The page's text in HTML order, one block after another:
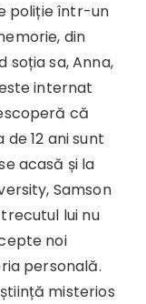
poliție într-un
din
soția sa, Anna,
internat
că
12 ani sunt
acasă și la
Samson
lui nu
noi
personală.
misterios